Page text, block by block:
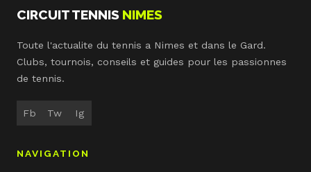
CIRCUIT TENNIS NIMES
Toute l'actualite du tennis a Nimes et dans le Gard.
Clubs, tournois, conseils et guides pour les passionnes
de tennis.
Fb Tw Ig
NAVIGATION